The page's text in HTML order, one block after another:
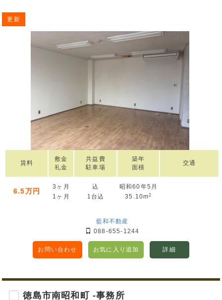
更新
賃料
敷金
礼金
共益費
駐車場
築年
面積
交通
6.5万円
3ヶ月
1ヶ月
込
1台込
昭和60年5月
35.10m2
藍和不動産
088-655-1244
お問い合わせ お気に入り追加 詳細
徳島市南昭和町 -事務所